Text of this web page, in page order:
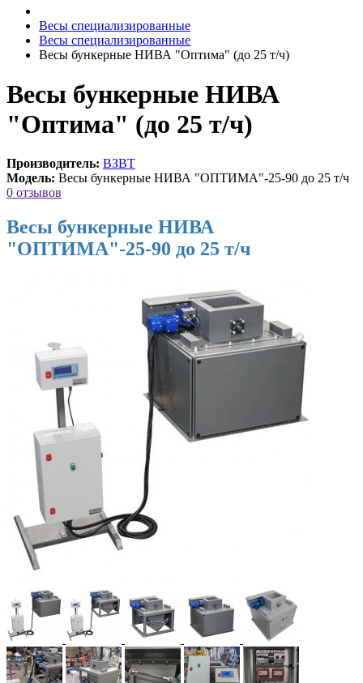
Весы специализированные
Весы специализированные
Весы бункерные НИВА "Оптима" (до 25 т/ч)
Весы бункерные НИВА
"Оптима" (до 25 т/ч)
Производитель: ВЗВТ
Модель: Весы бункерные НИВА "ОПТИМА"-25-90 до 25 т/ч
0 отзывов
Весы бункерные НИВА
"ОПТИМА"-25-90 до 25 т/ч